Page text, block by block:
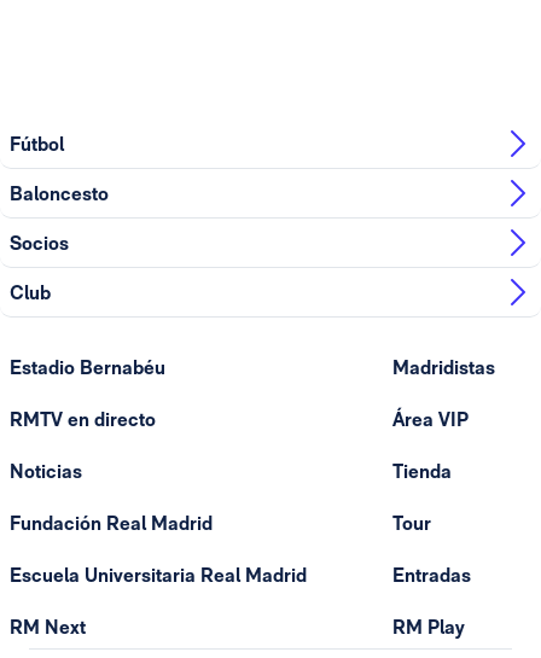
Fútbol
Baloncesto
Socios
Club
Estadio Bernabéu
RMTV en directo
Noticias
Fundación Real Madrid
Escuela Universitaria Real Madrid
RM Next
Madridistas
Área VIP
Tienda
Tour
Entradas
RM Play